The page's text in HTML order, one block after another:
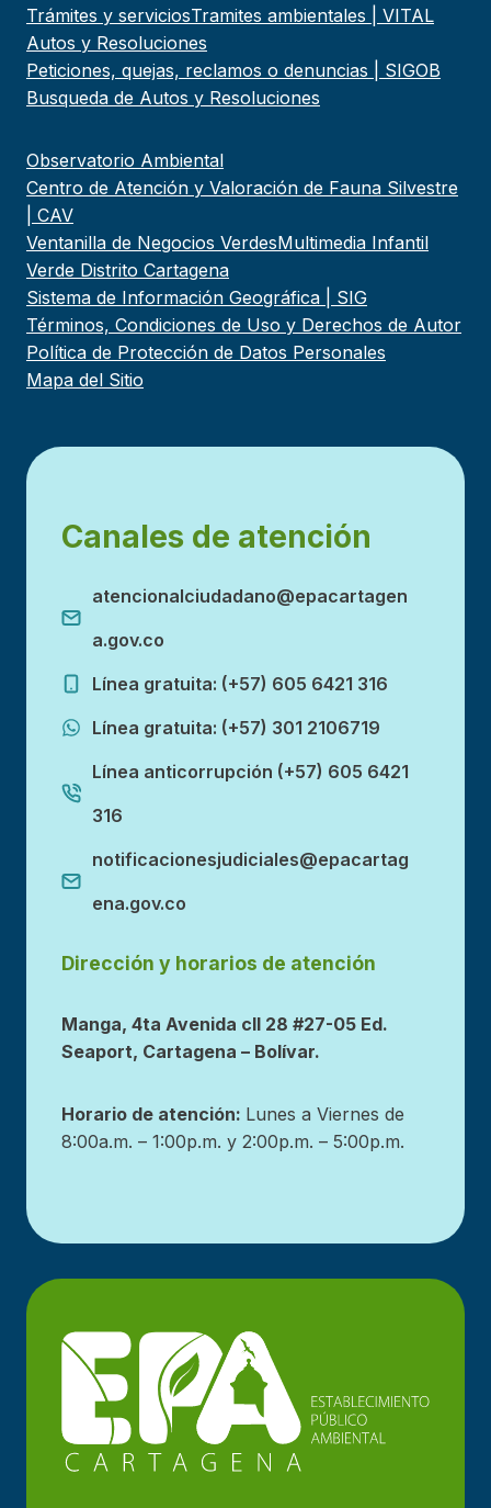
Trámites y serviciosTramites ambientales | VITAL
Autos y Resoluciones
Peticiones, quejas, reclamos o denuncias | SIGOB
Busqueda de Autos y Resoluciones
Observatorio Ambiental
Centro de Atención y Valoración de Fauna Silvestre
| CAV
Ventanilla de Negocios VerdesMultimedia Infantil
Verde Distrito Cartagena
Sistema de Información Geográfica | SIG
Términos, Condiciones de Uso y Derechos de Autor
Política de Protección de Datos Personales
Mapa del Sitio
Canales de atención
atencionalciudadano@epacartagen
a.gov.co
Línea gratuita: (+57) 605 6421 316
Línea gratuita: (+57) 301 2106719
Línea anticorrupción (+57) 605 6421
316
notificacionesjudiciales@epacartag
ena.gov.co
Dirección y horarios de atención
Manga, 4ta Avenida cll 28 #27-05 Ed.
Seaport, Cartagena – Bolívar.
Horario de atención: Lunes a Viernes de
8:00a.m. – 1:00p.m. y 2:00p.m. – 5:00p.m.